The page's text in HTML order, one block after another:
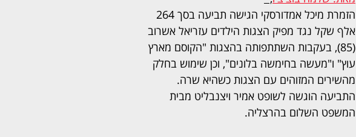
אלף שקל נגד מפיק הצגות הילדים עזריאל אשרוב
(85), בעקבות השתתפותה בהצגות "הקוסם מארץ
עוץ" ו"מעשה בחימשה בלונים", וכן שימוש בחלק
מהשירים המזוהים עם הצגות כשהיא שרה.
התביעה הוגשה לשופט אמיר ויצנבליט מבית
המשפט השלום בהרצליה.